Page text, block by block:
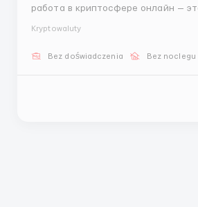
работа в криптосфере онлайн —
управляете своим рабочим
Kryptowaluty
Bez doświadczenia Bez noclegu